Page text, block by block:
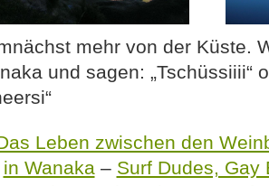
mehr von der Küste.
und sagen: „Tschüssiiii“
Leben zwischen den
in Wanaka– Surf Dudes, Gay